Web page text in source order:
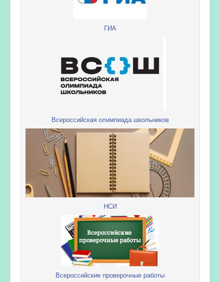
ГИА
Всероссийская олимпиада школьников
НСИ
Всероссийские проверочные работы